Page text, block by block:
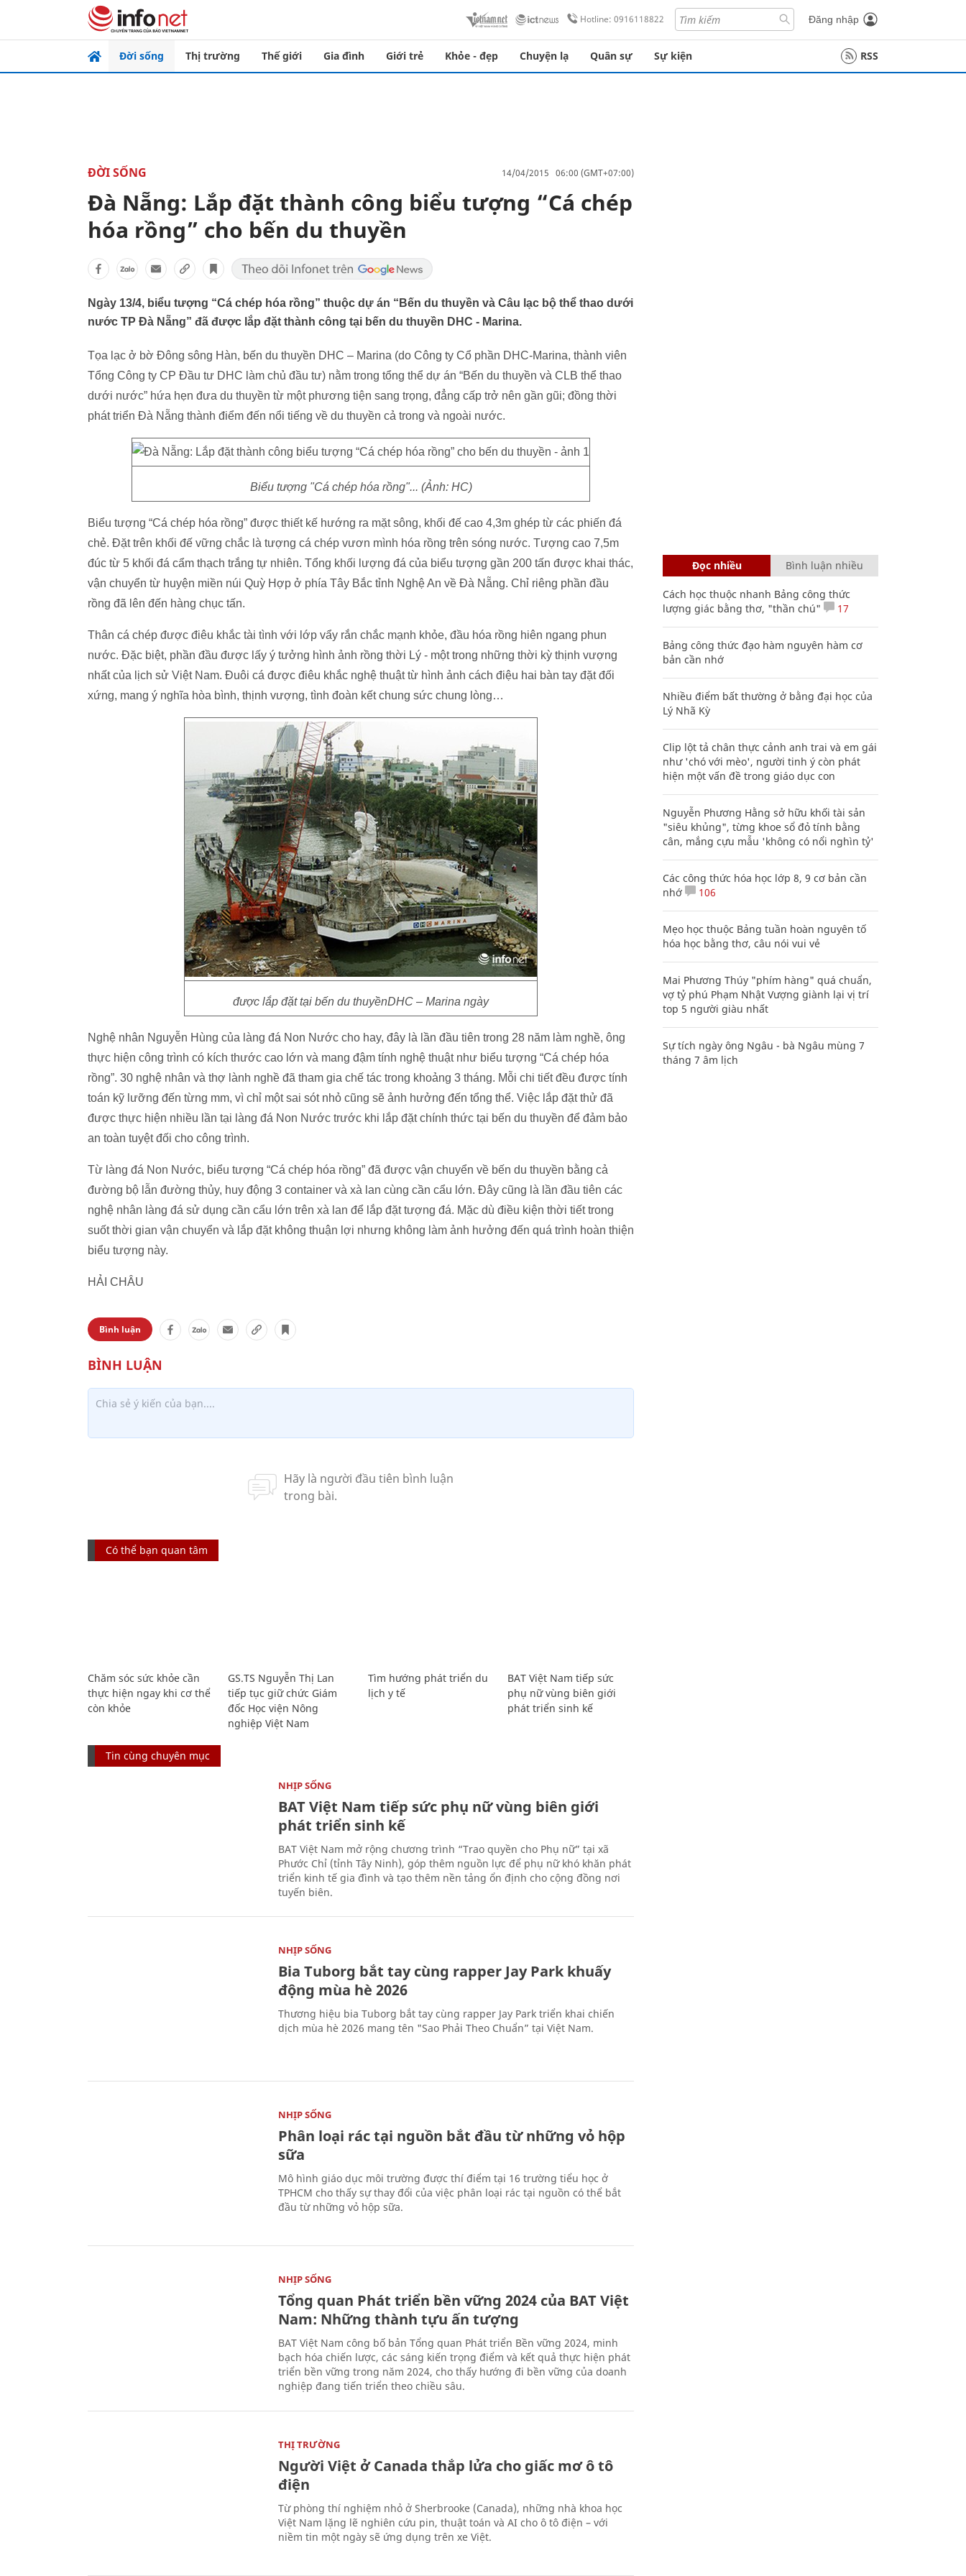
Hotline: 0916118822 Đăng nhập
Đời sống Thị trường Thế giới Gia đình Giới trẻ Khỏe - đẹp Chuyện lạ Quân sự Sự kiện RSS
ĐỜI SỐNG 14/04/2015 06:00 (GMT+07:00)
Đà Nẵng: Lắp đặt thành công biểu tượng “Cá chép
hóa rồng” cho bến du thuyền
Ngày 13/4, biểu tượng “Cá chép hóa rồng” thuộc dự án “Bến du thuyền và Câu lạc bộ thể thao dưới
nước TP Đà Nẵng” đã được lắp đặt thành công tại bến du thuyền DHC - Marina.
Tọa lạc ở bờ Đông sông Hàn, bến du thuyền DHC – Marina (do Công ty Cổ phần DHC-Marina, thành viên
Tổng Công ty CP Đầu tư DHC làm chủ đầu tư) nằm trong tổng thể dự án “Bến du thuyền và CLB thể thao
dưới nước” hứa hẹn đưa du thuyền từ một phương tiện sang trọng, đẳng cấp trở nên gần gũi; đồng thời
phát triển Đà Nẵng thành điểm đến nổi tiếng về du thuyền cả trong và ngoài nước.
Biểu tượng "Cá chép hóa rồng"... (Ảnh: HC)
Biểu tượng “Cá chép hóa rồng” được thiết kế hướng ra mặt sông, khối đế cao 4,3m ghép từ các phiến đá
chẻ. Đặt trên khối đế vững chắc là tượng cá chép vươn mình hóa rồng trên sóng nước. Tượng cao 7,5m
đúc từ 5 khối đá cẩm thạch trắng tự nhiên. Tổng khối lượng đá của biểu tượng gần 200 tấn được khai thác,
vận chuyển từ huyện miền núi Quỳ Hợp ở phía Tây Bắc tỉnh Nghệ An về Đà Nẵng. Chỉ riêng phần đầu
rồng đã lên đến hàng chục tấn.
Thân cá chép được điêu khắc tài tình với lớp vẩy rắn chắc mạnh khỏe, đầu hóa rồng hiên ngang phun
nước. Đặc biệt, phần đầu được lấy ý tưởng hình ảnh rồng thời Lý - một trong những thời kỳ thịnh vượng
nhất của lịch sử Việt Nam. Đuôi cá được điêu khắc nghệ thuật từ hình ảnh cách điệu hai bàn tay đặt đối
xứng, mang ý nghĩa hòa bình, thịnh vượng, tình đoàn kết chung sức chung lòng…
được lắp đặt tại bến du thuyềnDHC – Marina ngày
Nghệ nhân Nguyễn Hùng của làng đá Non Nước cho hay, đây là lần đầu tiên trong 28 năm làm nghề, ông
thực hiện công trình có kích thước cao lớn và mang đậm tính nghệ thuật như biểu tượng “Cá chép hóa
rồng”. 30 nghệ nhân và thợ lành nghề đã tham gia chế tác trong khoảng 3 tháng. Mỗi chi tiết đều được tính
toán kỹ lưỡng đến từng mm, vì chỉ một sai sót nhỏ cũng sẽ ảnh hưởng đến tổng thể. Việc lắp đặt thử đã
được thực hiện nhiều lần tại làng đá Non Nước trước khi lắp đặt chính thức tại bến du thuyền để đảm bảo
an toàn tuyệt đối cho công trình.
Từ làng đá Non Nước, biểu tượng “Cá chép hóa rồng” đã được vận chuyển về bến du thuyền bằng cả
đường bộ lẫn đường thủy, huy động 3 container và xà lan cùng cần cẩu lớn. Đây cũng là lần đầu tiên các
nghệ nhân làng đá sử dụng cần cẩu lớn trên xà lan để lắp đặt tượng đá. Mặc dù điều kiện thời tiết trong
suốt thời gian vận chuyển và lắp đặt không thuận lợi nhưng không làm ảnh hưởng đến quá trình hoàn thiện
biểu tượng này.
HẢI CHÂU
Bình luận
Có thể bạn quan tâm
Chăm sóc sức khỏe cần
thực hiện ngay khi cơ thể
còn khỏe
GS.TS Nguyễn Thị Lan
tiếp tục giữ chức Giám
đốc Học viện Nông
nghiệp Việt Nam
Tìm hướng phát triển du
lịch y tế
BAT Việt Nam tiếp sức
phụ nữ vùng biên giới
phát triển sinh kế
Tin cùng chuyên mục
NHỊP SỐNG
BAT Việt Nam tiếp sức phụ nữ vùng biên giới
phát triển sinh kế
BAT Việt Nam mở rộng chương trình “Trao quyền cho Phụ nữ” tại xã
Phước Chỉ (tỉnh Tây Ninh), góp thêm nguồn lực để phụ nữ khó khăn phát
triển kinh tế gia đình và tạo thêm nền tảng ổn định cho cộng đồng nơi
tuyến biên.
NHỊP SỐNG
Bia Tuborg bắt tay cùng rapper Jay Park khuấy
động mùa hè 2026
Thương hiệu bia Tuborg bắt tay cùng rapper Jay Park triển khai chiến
dịch mùa hè 2026 mang tên "Sao Phải Theo Chuẩn” tại Việt Nam.
NHỊP SỐNG
Phân loại rác tại nguồn bắt đầu từ những vỏ hộp
sữa
Mô hình giáo dục môi trường được thí điểm tại 16 trường tiểu học ở
TPHCM cho thấy sự thay đổi của việc phân loại rác tại nguồn có thể bắt
đầu từ những vỏ hộp sữa.
NHỊP SỐNG
Tổng quan Phát triển bền vững 2024 của BAT Việt
Nam: Những thành tựu ấn tượng
BAT Việt Nam công bố bản Tổng quan Phát triển Bền vững 2024, minh
bạch hóa chiến lược, các sáng kiến trọng điểm và kết quả thực hiện phát
triển bền vững trong năm 2024, cho thấy hướng đi bền vững của doanh
nghiệp đang tiến triển theo chiều sâu.
THỊ TRƯỜNG
Người Việt ở Canada thắp lửa cho giấc mơ ô tô
điện
Từ phòng thí nghiệm nhỏ ở Sherbrooke (Canada), những nhà khoa học
Việt Nam lặng lẽ nghiên cứu pin, thuật toán và AI cho ô tô điện – với
niềm tin một ngày sẽ ứng dụng trên xe Việt.
Đọc nhiều Bình luận nhiều
Cách học thuộc nhanh Bảng công thức
lượng giác bằng thơ, "thần chú"
17
Bảng công thức đạo hàm nguyên hàm cơ
bản cần nhớ
Nhiều điểm bất thường ở bằng đại học của
Lý Nhã Kỳ
Clip lột tả chân thực cảnh anh trai và em gái
như 'chó với mèo', người tinh ý còn phát
hiện một vấn đề trong giáo dục con
Nguyễn Phương Hằng sở hữu khối tài sản
"siêu khủng", từng khoe sổ đỏ tính bằng
cân, mắng cựu mẫu 'không có nổi nghìn tỷ'
Các công thức hóa học lớp 8, 9 cơ bản cần
nhớ
106
Mẹo học thuộc Bảng tuần hoàn nguyên tố
hóa học bằng thơ, câu nói vui vẻ
Mai Phương Thúy "phím hàng" quá chuẩn,
vợ tỷ phú Phạm Nhật Vượng giành lại vị trí
top 5 người giàu nhất
Sự tích ngày ông Ngâu - bà Ngâu mùng 7
tháng 7 âm lịch